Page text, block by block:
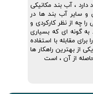
، آب بند مکانیکی
و سایر آب بند ها در
چه از نظر کارکردی و
گونه ای که بسیاری
مقابله با استفاده
از بهترین راهکار ها
از آن ، است